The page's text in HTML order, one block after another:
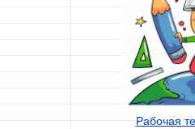
Рабочая